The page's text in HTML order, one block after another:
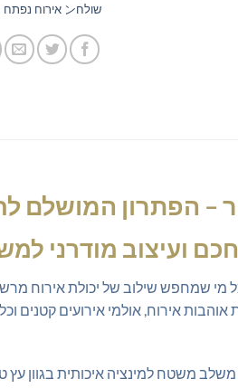
שולחン אירוח נפתח
ועיצוב מודרני
הפתרון המושלם לכל מי שמחפש שילוב של
והנקי של קונסולה נפתחת לפינת אוכל 3 מטר משלב